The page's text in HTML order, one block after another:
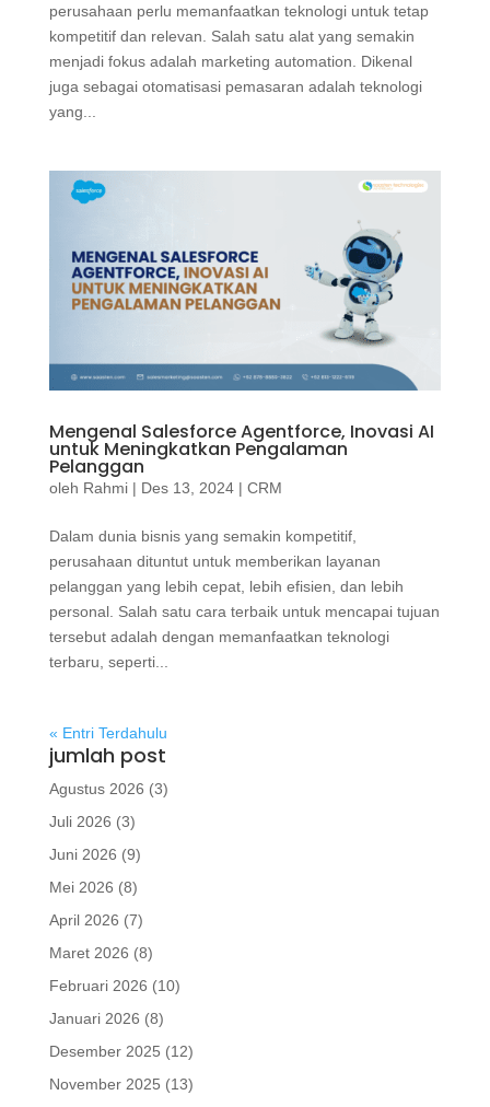
perusahaan perlu memanfaatkan teknologi untuk tetap
kompetitif dan relevan. Salah satu alat yang semakin
menjadi fokus adalah marketing automation. Dikenal
juga sebagai otomatisasi pemasaran adalah teknologi
yang...
Mengenal Salesforce Agentforce, Inovasi AI
untuk Meningkatkan Pengalaman
Pelanggan
oleh Rahmi| Des 13, 2024| CRM
Dalam dunia bisnis yang semakin kompetitif,
perusahaan dituntut untuk memberikan layanan
pelanggan yang lebih cepat, lebih efisien, dan lebih
personal. Salah satu cara terbaik untuk mencapai tujuan
tersebut adalah dengan memanfaatkan teknologi
terbaru, seperti...
« Entri Terdahulu
jumlah post
Agustus 2026 (3)
Juli 2026 (3)
Juni 2026 (9)
Mei 2026 (8)
April 2026 (7)
Maret 2026 (8)
Februari 2026 (10)
Januari 2026 (8)
Desember 2025 (12)
November 2025 (13)